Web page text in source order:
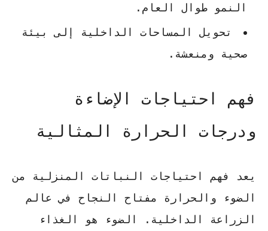
النمو طوال العام.
تحويل المساحات الداخلية إلى بيئة
صحية ومنعشة.
فهم احتياجات الإضاءة
ودرجات الحرارة المثالية
يعد فهم احتياجات النباتات المنزلية من
الضوء والحرارة مفتاح النجاح في عالم
الزراعة الداخلية. الضوء هو الغذاء